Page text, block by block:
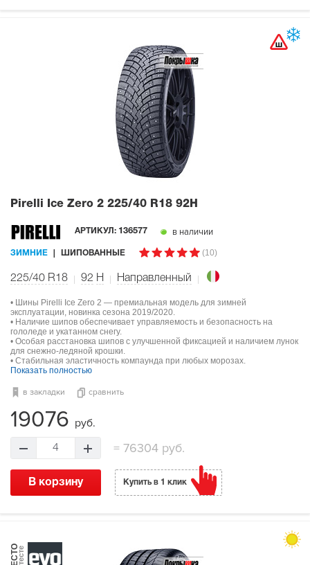
Pirelli Ice Zero 2 225/40 R18 92H
АРТИКУЛ: 136577 в наличии
ЗИМНИЕ ШИПОВАННЫЕ (10)
225/40 R18 92 H Направленный
• Шины Pirelli Ice Zero 2 — премиальная модель для зимней
эксплуатации, новинка сезона 2019/2020.
• Наличие шипов обеспечивает управляемость и безопасность на
гололеде и укатанном снегу.
• Особая расстановка шипов с улучшенной фиксацией и наличием лунок
для снежно-ледяной крошки.
• Стабильная эластичность компаунда при любых морозах.
Показать полностью
в закладки сравнить
19076 руб.
4 = 76304 руб.
В корзину Купить в 1 клик
МЕСТОв тесте